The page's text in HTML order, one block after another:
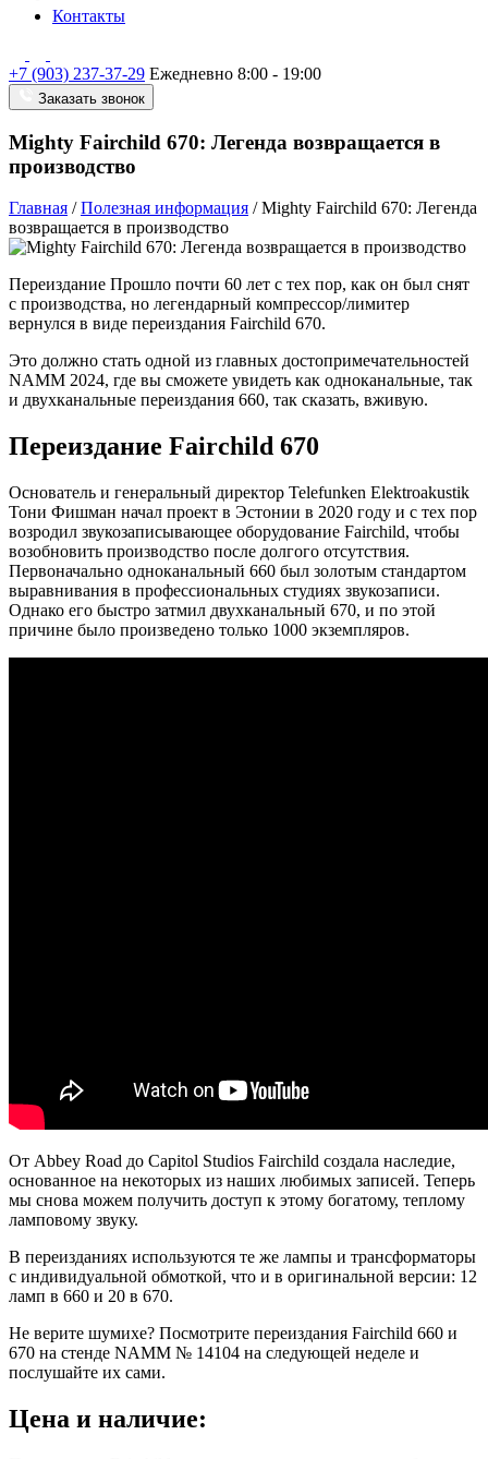
Контакты
+7 (903) 237-37-29 Ежедневно 8:00 - 19:00
Заказать звонок
Mighty Fairchild 670: Легенда возвращается в
производство
Главная /Полезная информация /Mighty Fairchild 670: Легенда
возвращается в производство
Переиздание Прошло почти 60 лет с тех пор, как он был снят
с производства, но легендарный компрессор/лимитер
вернулся в виде переиздания Fairchild 670.
Это должно стать одной из главных достопримечательностей
NAMM 2024, где вы сможете увидеть как одноканальные, так
и двухканальные переиздания 660, так сказать, вживую.
Переиздание Fairchild 670
Основатель и генеральный директор Telefunken Elektroakustik
Тони Фишман начал проект в Эстонии в 2020 году и с тех пор
возродил звукозаписывающее оборудование Fairchild, чтобы
возобновить производство после долгого отсутствия.
Первоначально одноканальный 660 был золотым стандартом
выравнивания в профессиональных студиях звукозаписи.
Однако его быстро затмил двухканальный 670, и по этой
причине было произведено только 1000 экземпляров.
От Abbey Road до Capitol Studios Fairchild создала наследие,
основанное на некоторых из наших любимых записей. Теперь
мы снова можем получить доступ к этому богатому, теплому
ламповому звуку.
В переизданиях используются те же лампы и трансформаторы
с индивидуальной обмоткой, что и в оригинальной версии: 12
ламп в 660 и 20 в 670.
Не верите шумихе? Посмотрите переиздания Fairchild 660 и
670 на стенде NAMM № 14104 на следующей неделе и
послушайте их сами.
Цена и наличие: